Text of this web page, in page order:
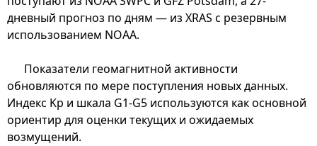
дневный прогноз по дням — из XRAS с резервным
использованием NOAA.
Показатели геомагнитной активности
обновляются по мере поступления новых данных.
Индекс Kp и шкала G1-G5 используются как основной
ориентир для оценки текущих и ожидаемых
возмущений.